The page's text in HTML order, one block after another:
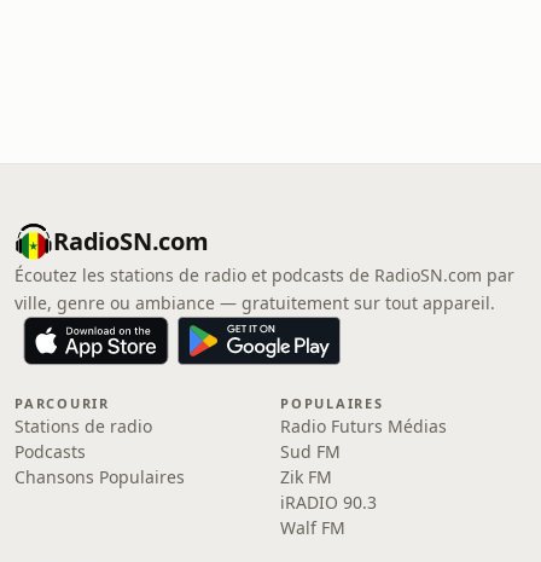
RadioSN.com
Écoutez les stations de radio et podcasts de RadioSN.com par
ville, genre ou ambiance — gratuitement sur tout appareil.
PARCOURIR
Stations de radio
Podcasts
Chansons Populaires
POPULAIRES
Radio Futurs Médias
Sud FM
Zik FM
iRADIO 90.3
Walf FM